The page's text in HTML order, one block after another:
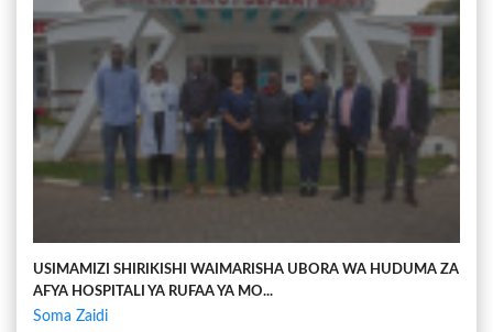
USIMAMIZI SHIRIKISHI WAIMARISHA UBORA WA HUDUMA ZA
AFYA HOSPITALI YA RUFAA YA MO...
Soma Zaidi